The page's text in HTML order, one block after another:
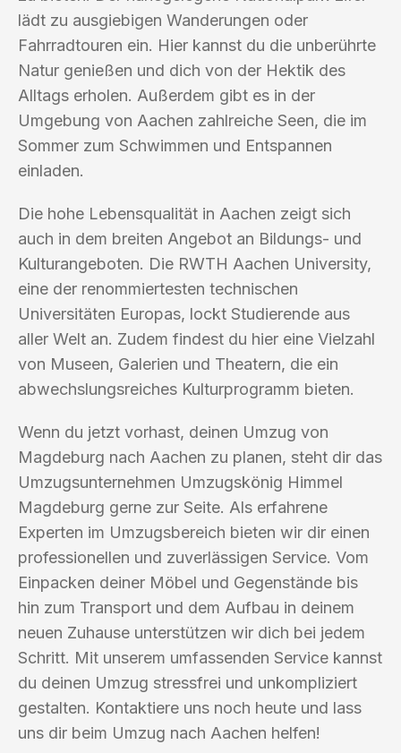
lädt zu ausgiebigen Wanderungen oder
Fahrradtouren ein. Hier kannst du die unberührte
Natur genießen und dich von der Hektik des
Alltags erholen. Außerdem gibt es in der
Umgebung von Aachen zahlreiche Seen, die im
Sommer zum Schwimmen und Entspannen
einladen.
Die hohe Lebensqualität in Aachen zeigt sich
auch in dem breiten Angebot an Bildungs- und
Kulturangeboten. Die RWTH Aachen University,
eine der renommiertesten technischen
Universitäten Europas, lockt Studierende aus
aller Welt an. Zudem findest du hier eine Vielzahl
von Museen, Galerien und Theatern, die ein
abwechslungsreiches Kulturprogramm bieten.
Wenn du jetzt vorhast, deinen Umzug von
Magdeburg nach Aachen zu planen, steht dir das
Umzugsunternehmen Umzugskönig Himmel
Magdeburg gerne zur Seite. Als erfahrene
Experten im Umzugsbereich bieten wir dir einen
professionellen und zuverlässigen Service. Vom
Einpacken deiner Möbel und Gegenstände bis
hin zum Transport und dem Aufbau in deinem
neuen Zuhause unterstützen wir dich bei jedem
Schritt. Mit unserem umfassenden Service kannst
du deinen Umzug stressfrei und unkompliziert
gestalten. Kontaktiere uns noch heute und lass
uns dir beim Umzug nach Aachen helfen!